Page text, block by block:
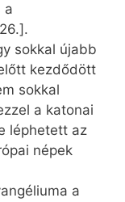
a
sokkal újabb
kezdődött
sokkal
a katonai
léphetett az
népek
a